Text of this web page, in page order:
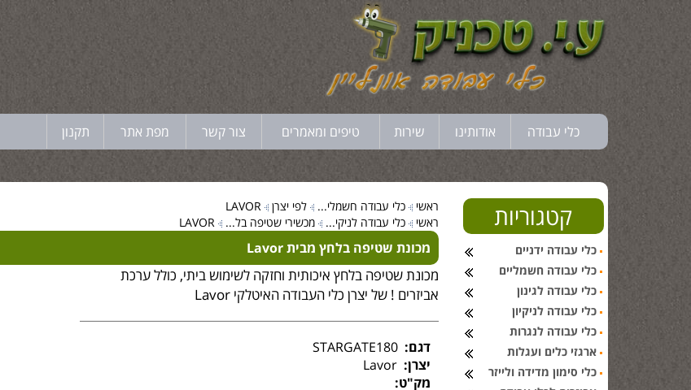
כלי עבודה אודותינו שירות טיפים ומאמרים צור קשר מפת אתר תקנון
ראשי כלי עבודה חשמלי... לפי יצרן
LAVOR
ראשי
כלי עבודה לניקי... מכשירי שטיפה בל... LAVOR
מכונת שטיפה בלחץ מבית Lavor
מכונת שטיפה בלחץ איכותית וחזקה לשימוש ביתי, כולל ערכת
אביזרים ! של יצרן כלי העבודה האיטלקי Lavor
דגם: STARGATE180
יצרן: Lavor
מק"ט:
קטגוריות
כלי עבודה ידניים
כלי עבודה חשמליים
כלי עבודה לגינון
כלי עבודה לניקיון
כלי עבודה לנגרות
ארגזי כלים ועגלות
כלי סימון מדידה ולייזר